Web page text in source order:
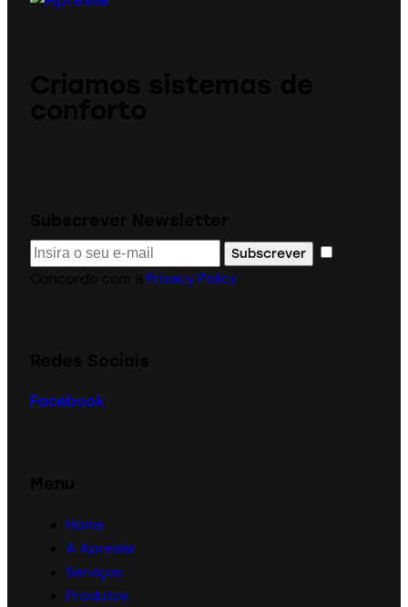
Subscrever
Privacy Policy.
Facebook
Home
A Apreslar
Serviços
Produtos